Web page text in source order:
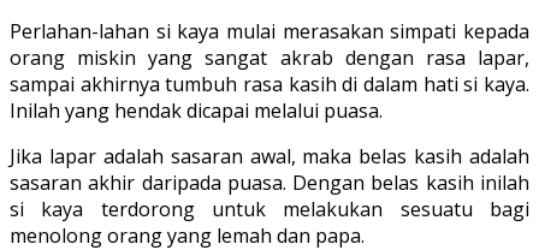
Perlahan-lahan si kaya mulai merasakan simpati kepada
orang miskin yang sangat akrab dengan rasa lapar,
sampai akhirnya tumbuh rasa kasih di dalam hati si kaya.
Inilah yang hendak dicapai melalui puasa.
Jika lapar adalah sasaran awal, maka belas kasih adalah
sasaran akhir daripada puasa. Dengan belas kasih inilah
si kaya terdorong untuk melakukan sesuatu bagi
menolong orang yang lemah dan papa.